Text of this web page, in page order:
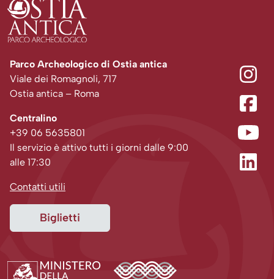
Parco Archeologico di Ostia antica
Viale dei Romagnoli, 717
Ostia antica – Roma
Centralino
+39 06 5635801
Il servizio è attivo tutti i giorni dalle 9:00
alle 17:30
Contatti utili
Biglietti